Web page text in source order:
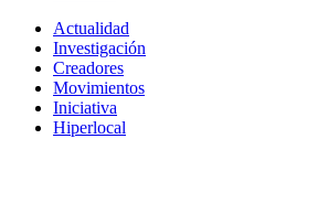
Actualidad
Investigación
Creadores
Movimientos
Iniciativa
Hiperlocal